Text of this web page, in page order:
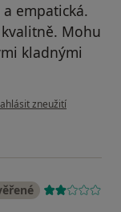
empatická.
Mohu
kladnými
názoru uživatele Váš
zneužití